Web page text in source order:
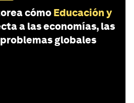
cómo Educación y
a las economías, las
globales